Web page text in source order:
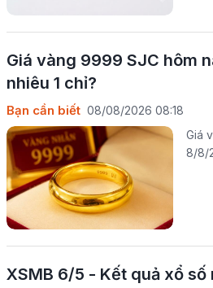
Giá vàng 9999 SJC hôm
nhiêu 1 chỉ?
Bạn cần biết 08/08/2026 08:18
Giá
8/8/
XSMB 6/5 - Kết quả xổ